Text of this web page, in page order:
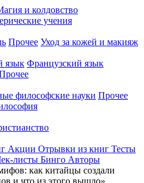
и колдовство
учения
Прочее Уход за кожей и макияж
язык Французский язык
философские науки Прочее
Акции Отрывки из книг Тесты
листы Бинго Авторы
как китайцы создали
и что из этого вышло»